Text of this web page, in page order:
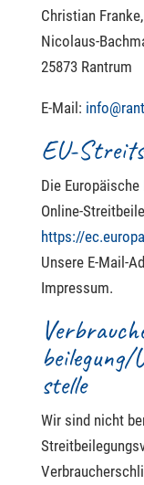
Christian
Nicolaus-
25873 Rantrum
E-Mail:
EU-
Die
Online-
https://
Unsere E-Mail-
Impressum.
stelle
Wir sind nicht